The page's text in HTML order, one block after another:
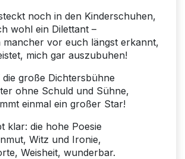
noch in den Kinderschuhen,
wohl ein Dilettant –
mancher vor euch längst erkannt,
mich gar auszubuhen!
die große Dichtersbühne
ohne Schuld und Sühne,
einmal ein großer Star!
klar: die hohe Poesie
Witz und Ironie,
Weisheit, wunderbar.